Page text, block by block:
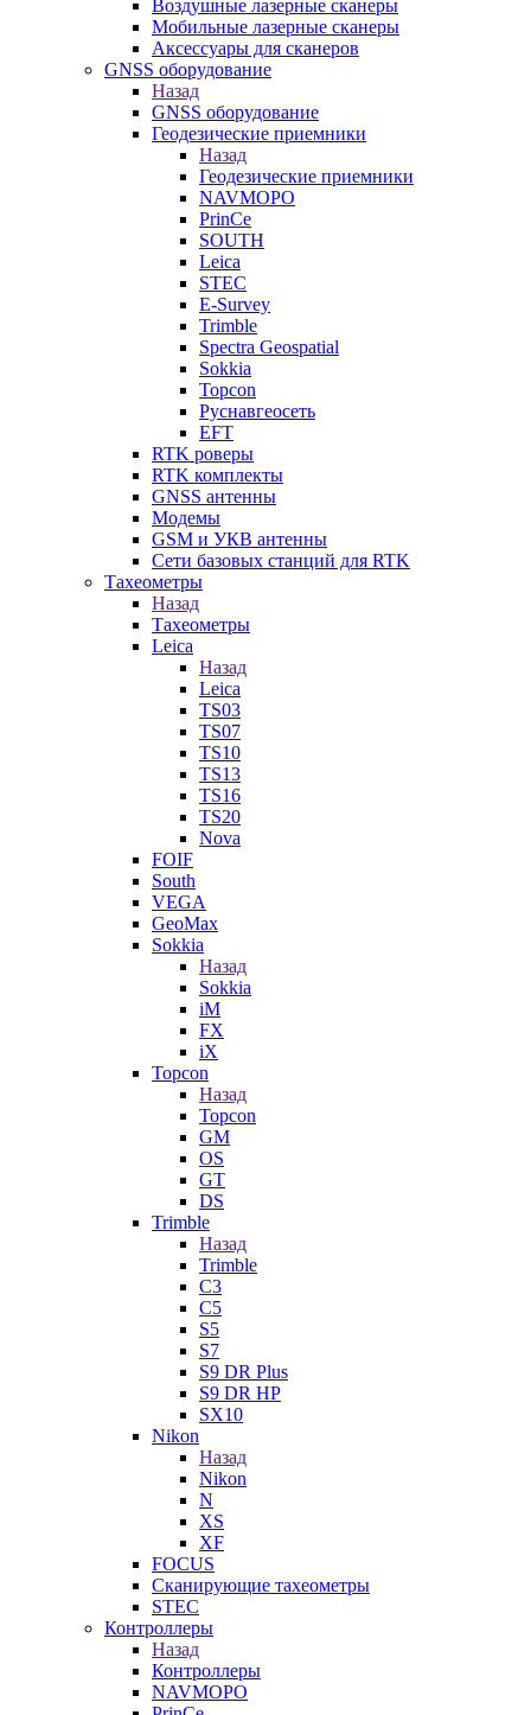
Воздушные лазерные сканеры
Мобильные лазерные сканеры
Аксессуары для сканеров
GNSS оборудование
Назад
GNSS оборудование
Геодезические приемники
Назад
Геодезические приемники
NAVMOPO
PrinCe
SOUTH
Leica
STEC
E-Survey
Trimble
Spectra Geospatial
Sokkia
Topcon
Руснавгеосеть
EFT
RTK роверы
RTK комплекты
GNSS антенны
Модемы
GSM и УКВ антенны
Сети базовых станций для RTK
Тахеометры
Назад
Тахеометры
Leica
Назад
Leica
TS03
TS07
TS10
TS13
TS16
TS20
Nova
FOIF
South
VEGA
GeoMax
Sokkia
Назад
Sokkia
iM
FX
iX
Topcon
Назад
Topcon
GM
OS
GT
DS
Trimble
Назад
Trimble
C3
C5
S5
S7
S9 DR Plus
S9 DR HP
SX10
Nikon
Назад
Nikon
N
XS
XF
FOCUS
Сканирующие тахеометры
STEC
Контроллеры
Назад
Контроллеры
NAVMOPO